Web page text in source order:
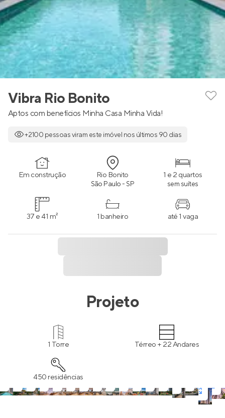
Vibra Rio Bonito
Aptos com benefícios Minha Casa Minha Vida!
+2100 pessoas viram este imóvel nos últimos 90 dias
Em construção Rio Bonito
São Paulo - SP
1 e 2 quartos
sem suítes
37 e 41 m² 1 banheiro até 1 vaga
Projeto
1 Torre Térreo + 22 Andares
450 residências